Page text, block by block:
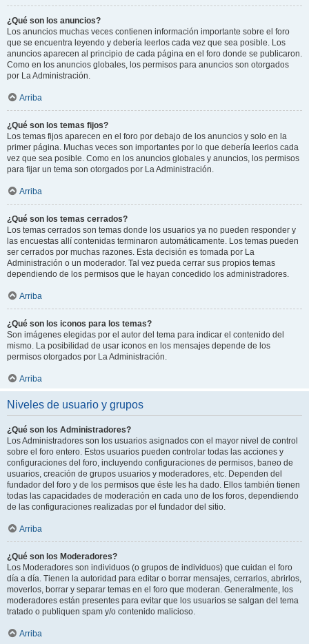
¿Qué son los anuncios?
Los anuncios muchas veces contienen información importante sobre el foro
que se encuentra leyendo y debería leerlos cada vez que sea posible. Los
anuncios aparecen al principio de cada página en el foro donde se publicaron.
Como en los anuncios globales, los permisos para anuncios son otorgados
por La Administración.
Arriba
¿Qué son los temas fijos?
Los temas fijos aparecen en el foro por debajo de los anuncios y solo en la
primer página. Muchas veces son importantes por lo que debería leerlos cada
vez que sea posible. Como en los anuncios globales y anuncios, los permisos
para fijar un tema son otorgados por La Administración.
Arriba
¿Qué son los temas cerrados?
Los temas cerrados son temas donde los usuarios ya no pueden responder y
las encuestas allí contenidas terminaron automáticamente. Los temas pueden
ser cerrados por muchas razones. Esta decisión es tomada por La
Administración o un moderador. Tal vez pueda cerrar sus propios temas
dependiendo de los permisos que le hayan concedido los administradores.
Arriba
¿Qué son los iconos para los temas?
Son imágenes elegidas por el autor del tema para indicar el contenido del
mismo. La posibilidad de usar iconos en los mensajes depende de los
permisos otorgados por La Administración.
Arriba
Niveles de usuario y grupos
¿Qué son los Administradores?
Los Administradores son los usuarios asignados con el mayor nivel de control
sobre el foro entero. Estos usuarios pueden controlar todas las acciones y
configuraciones del foro, incluyendo configuraciones de permisos, baneo de
usuarios, creación de grupos usuarios y moderadores, etc. Dependen del
fundador del foro y de los permisos que éste les ha dado. Ellos también tienen
todas las capacidades de moderación en cada uno de los foros, dependiendo
de las configuraciones realizadas por el fundador del sitio.
Arriba
¿Qué son los Moderadores?
Los Moderadores son individuos (o grupos de individuos) que cuidan el foro
día a día. Tienen la autoridad para editar o borrar mensajes, cerrarlos, abrirlos,
moverlos, borrar y separar temas en el foro que moderan. Generalmente, los
moderadores están presentes para evitar que los usuarios se salgan del tema
tratado o publiquen spam y/o contenido malicioso.
Arriba